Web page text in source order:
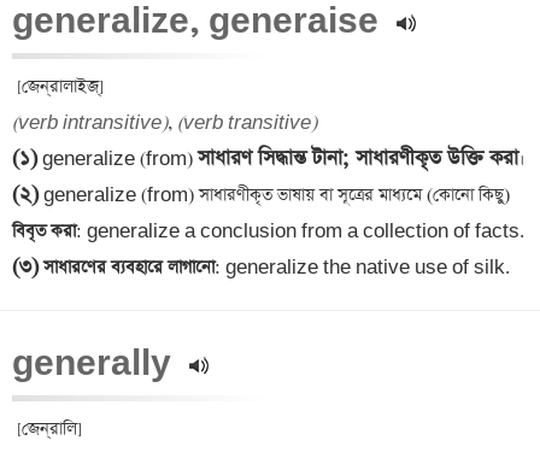
generalize, generaise
(verb intransitive), (verb transitive)
(১) generalize (from) সাধারণ সিদ্ধান্ত টানা; সাধারণীকৃত উক্তি করা
(২) generalize (from) সাধারণীকৃত ভাষায় বা সূত্রের মাধ্যমে (কোনো কিছু)
বিবৃত করা
(৩) সাধারণের ব্যবহারে লাগানো: generalize the native use of silk.
generally